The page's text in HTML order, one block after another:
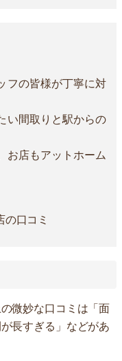
フの皆様が丁寧に対
い間取りと駅からの
お店もアットホーム
の口コミ
微妙な口コミは「面
長すぎる」などがあ